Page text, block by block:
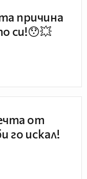
причина
си!😯💥
от
го искал!